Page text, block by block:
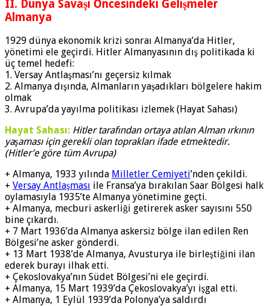
II. Dünya Savaşı Öncesindeki Gelişmeler
Almanya
1929 dünya ekonomik krizi sonraı Almanya’da Hitler,
yönetimi ele geçirdi. Hitler Almanyasının dış politikada ki
üç temel hedefi:
1. Versay Antlaşması’nı geçersiz kılmak
2. Almanya dışında, Almanların yaşadıkları bölgelere hakim
olmak
3. Avrupa’da yayılma politikası izlemek (Hayat Saha­sı)
Hayat Sahası: Hitler tarafından ortaya atılan Alman ırkının
yaşaması için gerekli olan toprakları ifade etmektedir.
(Hitler’e göre tüm Avrupa)
+ Almanya, 1933 yılında Milletler Cemiyeti’nden çe­kildi.
+ Versay Antlaşması ile Fransa’ya bırakılan Saar Bölgesi halk
oylamasıyla 1935’te Almanya yöne­timine geçti.
+ Almanya, mecburi askerliği getirerek asker sayısı­nı 550
bine çıkardı.
+ 7 Mart 1936’da Almanya askersiz bölge ilan edilen Ren
Bölgesi’ne asker gönderdi.
+ 13 Mart 1938’de Almanya, Avusturya ile birleştiğini ilan
ederek burayı ilhak etti.
+ Çekoslovakya’nın Südet Bölgesi’ni ele geçirdi.
+ Almanya, 15 Mart 1939’da Çekoslovakya’yı işgal etti.
+ Almanya, 1 Eylül 1939’da Polonya’ya saldırdı